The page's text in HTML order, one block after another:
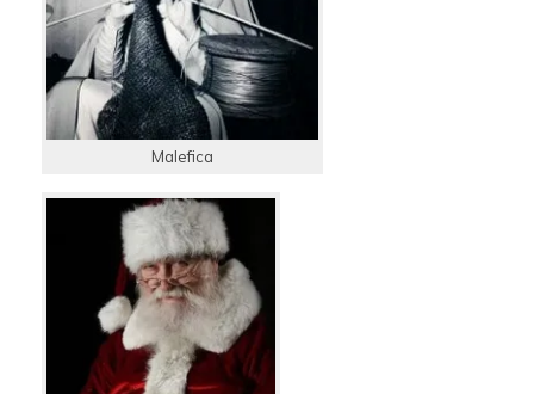
Malefica